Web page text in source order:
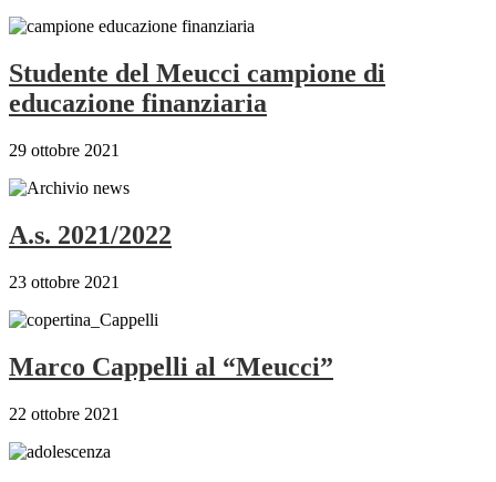
Studente del Meucci campione di
educazione finanziaria
29 ottobre 2021
A.s. 2021/2022
23 ottobre 2021
Marco Cappelli al “Meucci”
22 ottobre 2021